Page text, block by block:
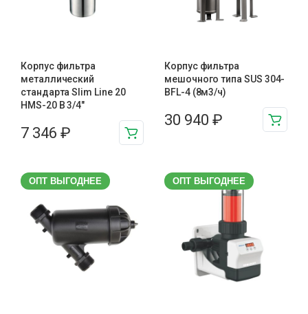
Корпус фильтра
металлический
стандарта Slim Line 20
HMS-20 B 3/4″
7 346 ₽
Корпус фильтра
мешочного типа SUS 304-
BFL-4 (8м3/ч)
30 940 ₽
ОПТ ВЫГОДНЕЕ ОПТ ВЫГОДНЕЕ